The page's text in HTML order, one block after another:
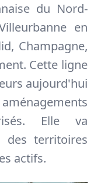
du Nord-
en
Champagne,
Cette ligne
aujourd'hui
Elle va
des territoires
actifs.